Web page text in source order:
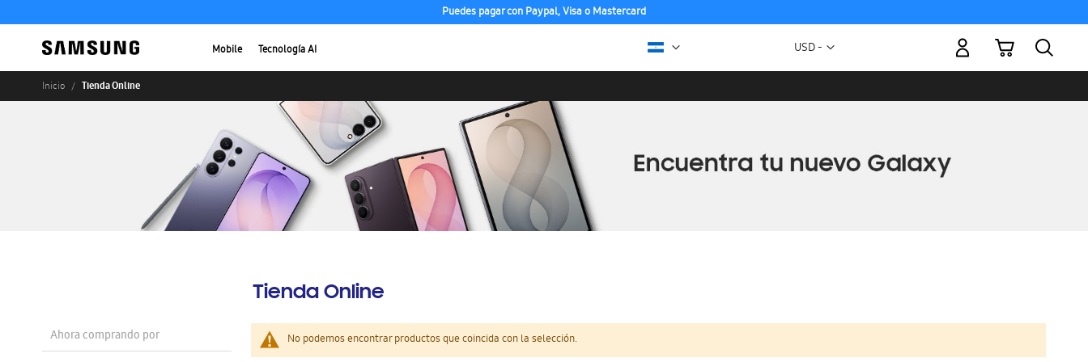
Puedes pagar con Paypal, Visa o Mastercard
Mobile Tecnología AI Moneda
USD -
Mi carrito
Inicio Tienda Online
Tienda Online
No podemos encontrar productos que coincida con la selección.
Ahora comprando por